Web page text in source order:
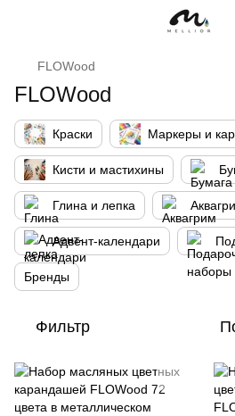
FLOWood
FLOWood
Краски Маркеры и
Кисти и мастихины
Глина и лепка
Адвент-календари
Бренды
Фильтр